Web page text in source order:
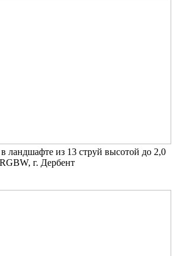
ландшафте из 13 струй высотой до 2,0
г. Дербент